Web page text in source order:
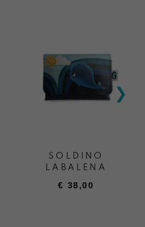
SOLDINO
LABALENA
€ 38,00